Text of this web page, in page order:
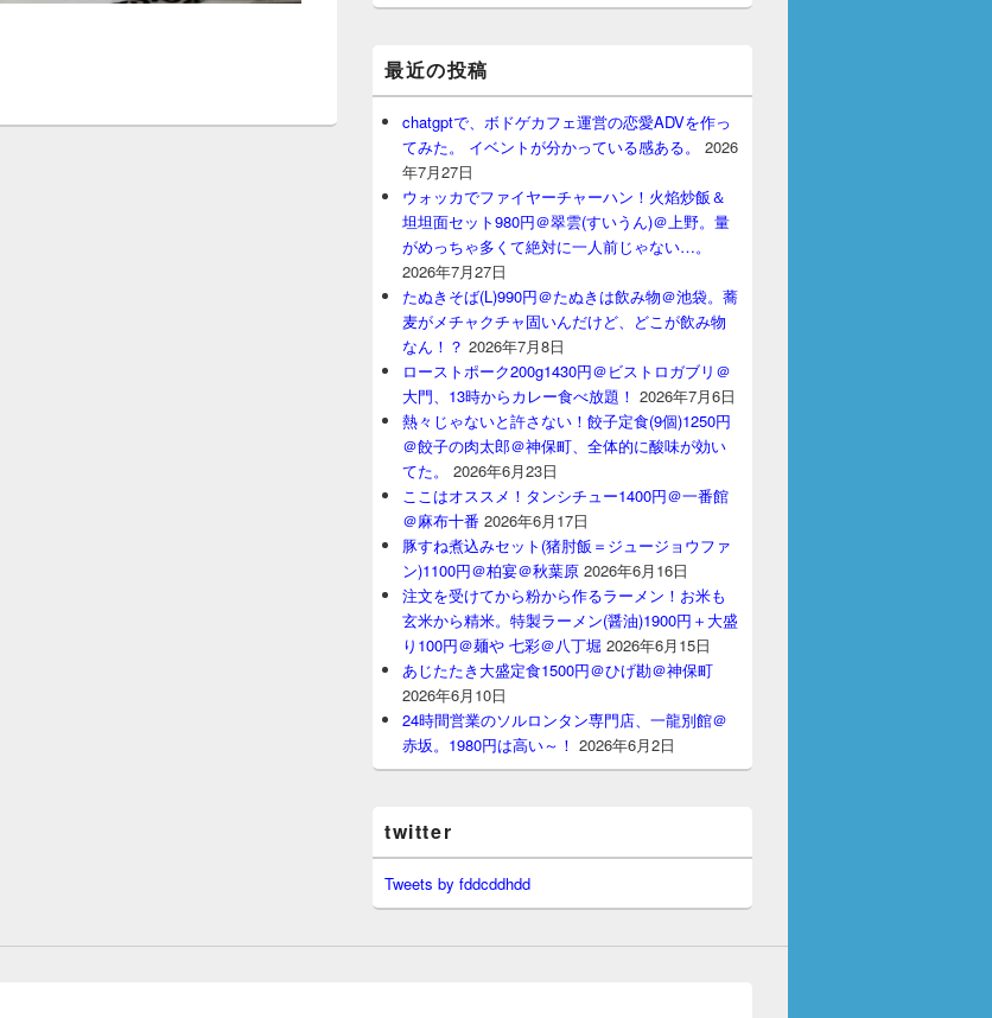
最近の投稿
chatgptで、ボドゲカフェ運営の恋愛ADVを作っ
てみた。 イベントが分かっている感ある。
2026
年7月27日
ウォッカでファイヤーチャーハン！火焰炒飯＆
坦坦面セット980円＠翠雲(すいうん)＠上野。量
がめっちゃ多くて絶対に一人前じゃない…。
2026年7月27日
たぬきそば(L)990円＠たぬきは飲み物＠池袋。蕎
麦がメチャクチャ固いんだけど、どこが飲み物
なん！？ 2026年7月8日
ローストポーク200g1430円＠ビストロガブリ＠
大門、13時からカレー食べ放題！ 2026年7月6日
熱々じゃないと許さない！餃子定食(9個)1250円
＠餃子の肉太郎＠神保町、全体的に酸味が効い
てた。
2026年6月23日
ここはオススメ！タンシチュー1400円＠一番館
＠麻布十番 2026年6月17日
豚すね煮込みセット(猪肘飯＝ジュージョウファ
ン)1100円＠柏宴＠秋葉原 2026年6月16日
注文を受けてから粉から作るラーメン！お米も
玄米から精米。特製ラーメン(醤油)1900円＋大盛
り100円＠麺や 七彩＠八丁堀 2026年6月15日
あじたたき大盛定食1500円＠ひげ勘＠神保町
2026年6月10日
24時間営業のソルロンタン専門店、一龍別館＠
赤坂。1980円は高い～！ 2026年6月2日
twitter
Tweets by fddcddhdd